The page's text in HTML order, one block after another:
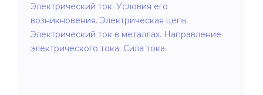
Электрический ток. Условия его
возникновения. Электрическая цепь.
Электрический ток в металлах. Направление
электрического тока. Сила тока